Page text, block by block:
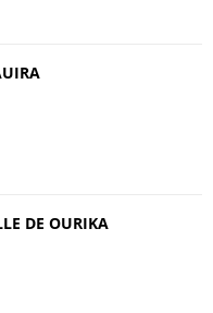
DE OURIKA